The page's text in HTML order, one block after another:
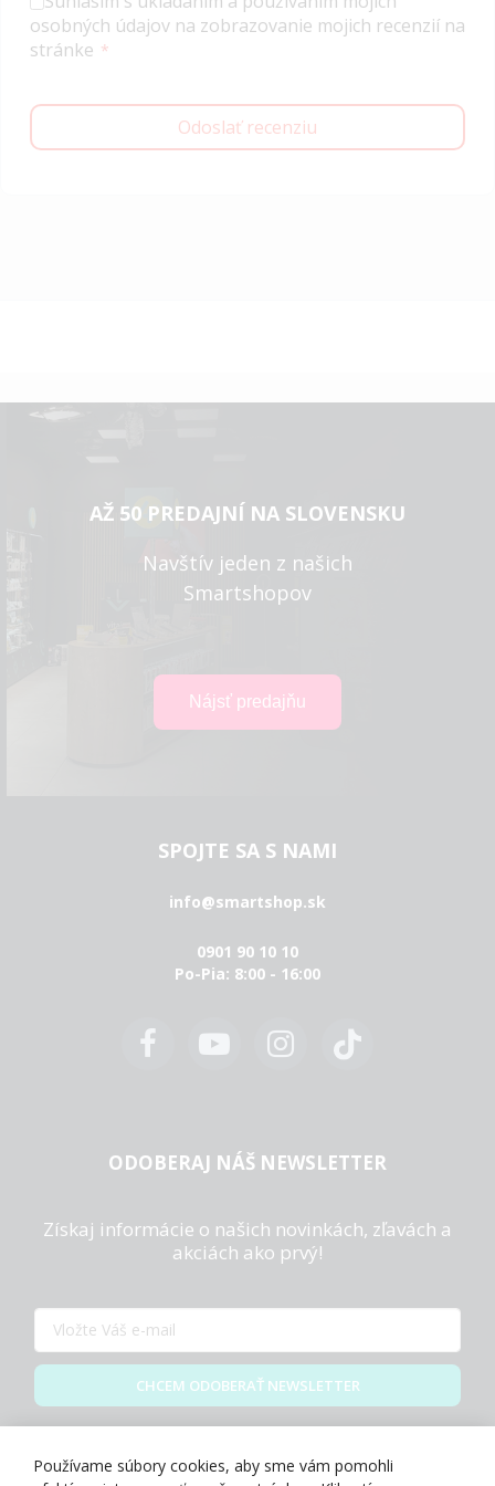
osobných údajov na zobrazovanie mojich recenzií na
stránke
Odoslať recenziu
AŽ 50 PREDAJNÍ NA SLOVENSKU
Navštív jeden z našich
Smartshopov
SPOJTE SA S NAMI
info@smartshop.sk
0901 90 10 10
Po-Pia: 8:00 - 16:00
ODOBERAJ NÁŠ NEWSLETTER
Získaj informácie o našich novinkách, zľavách a
akciách ako prvý!
CHCEM ODOBERAŤ NEWSLETTER
Používame súbory cookies, aby sme vám pomohli